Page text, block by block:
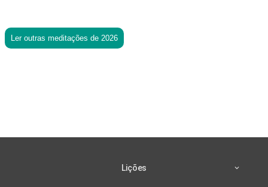
Ler outras meditações de 2026
Lições